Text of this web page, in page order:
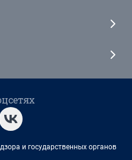
и государственных органов